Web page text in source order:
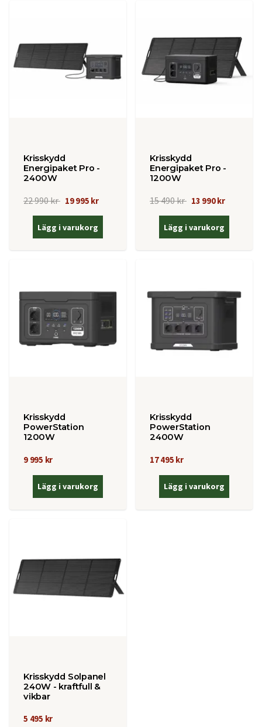
Krisskydd
Energipaket Pro -
2400W
22 990 kr 19 995 kr
Lägg i varukorg
Krisskydd
Energipaket Pro -
1200W
15 490 kr 13 990 kr
Lägg i varukorg
Krisskydd
PowerStation
1200W
9 995 kr
Lägg i varukorg
Krisskydd
PowerStation
2400W
17 495 kr
Lägg i varukorg
Krisskydd Solpanel
240W - kraftfull &
vikbar
5 495 kr